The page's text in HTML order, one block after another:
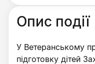
Опис події
У Ветеранському
підготовку дітей